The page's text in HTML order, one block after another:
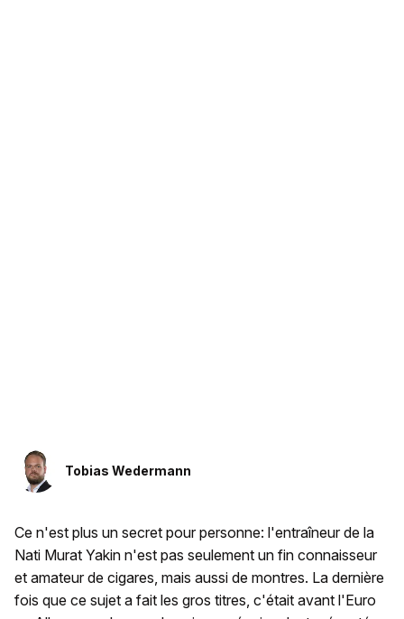
Tobias Wedermann
Ce n'est plus un secret pour personne: l'entraîneur de la
Nati Murat Yakin n'est pas seulement un fin connaisseur
et amateur de cigares, mais aussi de montres. La dernière
fois que ce sujet a fait les gros titres, c'était avant l'Euro